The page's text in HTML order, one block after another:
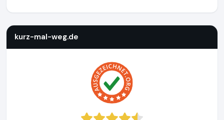
kurz-mal-weg.de